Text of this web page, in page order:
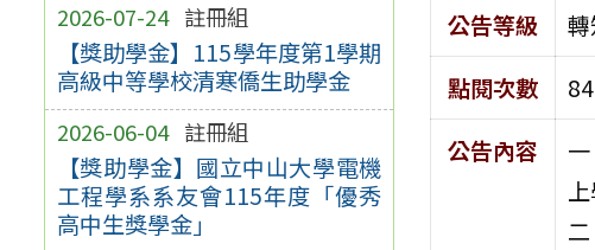
2026-07-24 註冊組
【獎助學金】115學年度第1學期
高級中等學校清寒僑生助學金
2026-06-04 註冊組
【獎助學金】國立中山大學電機
工程學系系友會115年度「優秀
高中生獎學金」
公告等級
點閱次數
公告內容